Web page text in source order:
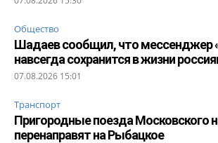
Общество
Шадаев сообщил, что мессенджер
навсегда сохранится в жизни
07.08.2026 15:01
Транспорт
Пригородные поезда Московского
перенаправят на Рыбацкое